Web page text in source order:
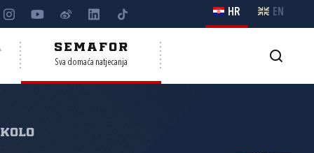
HR EN
SEMAFOR
Sva domaća natjecanja